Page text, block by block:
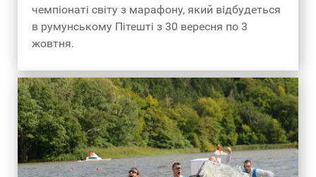
чемпіонаті світу з марафону, який відбудеться
в румунському Пітешті з 30 вересня по 3
жовтня.